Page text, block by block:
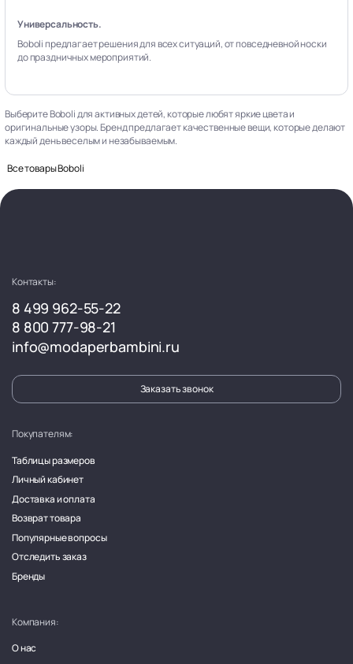
Универсальность.
Boboli предлагает решения для всех ситуаций, от повседневной носки
до праздничных мероприятий.
Выберите Boboli для активных детей, которые любят яркие цвета и
оригинальные узоры. Бренд предлагает качественные вещи, которые делают
каждый день веселым и незабываемым.
Все товары Boboli
Контакты:
8 499 962-55-22
8 800 777-98-21
info@modaperbambini.ru
Заказать звонок
Покупателям:
Таблицы размеров
Личный кабинет
Доставка и оплата
Возврат товара
Популярные вопросы
Отследить заказ
Бренды
Компания:
О нас